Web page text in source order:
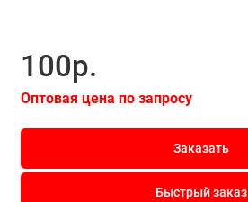
100р.
Оптовая цена по запросу
Заказать
Быстрый заказ